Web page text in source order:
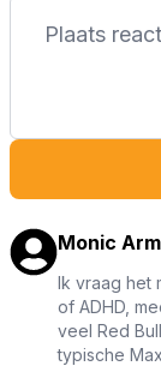
Monic
Ik vraag het
of ADHD,
veel Red
typische